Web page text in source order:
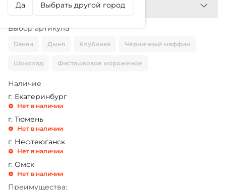
Да Выбрать другой город
Выбор артикула
Банан Дыня Клубника Черничный маффин
Шоколад Фисташковое мороженое
Наличие
г. Екатеринбург
Нет в наличии
г. Тюмень
Нет в наличии
г. Нефтеюганск
Нет в наличии
г. Омск
Нет в наличии
Преимущества: